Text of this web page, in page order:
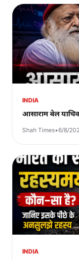
INDIA
आसाराम बेल
Shah Times•6/8/
INDIA